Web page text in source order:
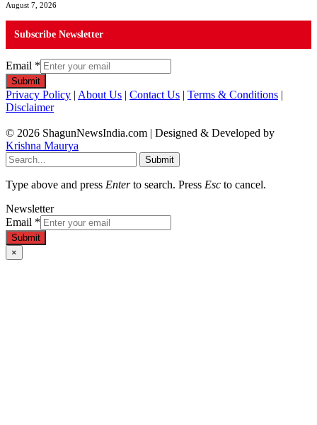
August 7, 2026
Subscribe Newsletter
Email *
Submit
Privacy Policy | About Us | Contact Us | Terms & Conditions |
Disclaimer
© 2026 ShagunNewsIndia.com | Designed & Developed by
Krishna Maurya
Submit
Type above and press Enterto search. Press Esc to cancel.
Newsletter
Email *
Submit
×